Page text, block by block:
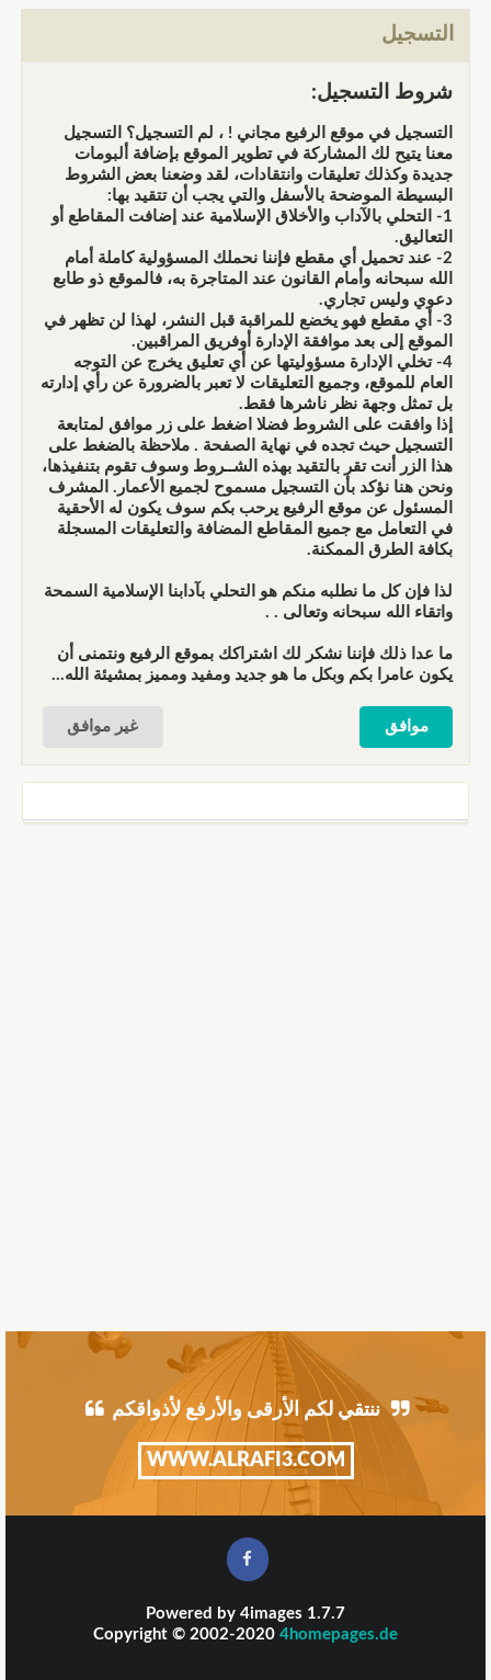
التسجيل
شروط التسجيل:
التسجيل في موقع الرفيع مجاني ! ، لم التسجيل؟ التسجيل
معنا يتيح لك المشاركة في تطوير الموقع بإضافة ألبومات
جديدة وكذلك تعليقات وانتقادات، لقد وضعنا بعض الشروط
البسيطة الموضحة بالأسفل والتي يجب أن تتقيد بها:
1- التحلي بالآداب والأخلاق الإسلامية عند إضافت المقاطع أو
التعاليق.
2- عند تحميل أي مقطع فإننا نحملك المسؤولية كاملة أمام
الله سبحانه وأمام القانون عند المتاجرة به، فالموقع ذو طابع
دعوي وليس تجاري.
3- أي مقطع فهو يخضع للمراقبة قبل النشر، لهذا لن تظهر في
الموقع إلى بعد موافقة الإدارة أوفريق المراقبين.
4- تخلي الإدارة مسؤوليتها عن أي تعليق يخرج عن التوجه
العام للموقع، وجميع التعليقات لا تعبر بالضرورة عن رأي إدارته
بل تمثل وجهة نظر ناشرها فقط.
إذا وافقت على الشروط فضلا اضغط على زر موافق لمتابعة
التسجيل حيث تجده في نهاية الصفحة . ملاحظة بالضغط على
هذا الزر أنت تقر بالتقيد بهذه الشــروط وسوف تقوم بتنفيذها،
ونحن هنا نؤكد بأن التسجيل مسموح لجميع الأعمار. المشرف
المسئول عن موقع الرفيع يرحب بكم سوف يكون له الأحقية
في التعامل مع جميع المقاطع المضافة والتعليقات المسجلة
بكافة الطرق الممكنة.
لذا فإن كل ما نطلبه منكم هو التحلي بآدابنا الإسلامية السمحة
واتقاء الله سبحانه وتعالى . .
ما عدا ذلك فإننا نشكر لك اشتراكك بموقع الرفيع ونتمنى أن
يكون عامرا بكم وبكل ما هو جديد ومفيد ومميز بمشيئة الله...
ننتقي لكم الأرقى والأرفع لأذواقكم
WWW.ALRAFI3.COM
Powered by 4images 1.7.7
Copyright © 2002-2020 4homepages.de